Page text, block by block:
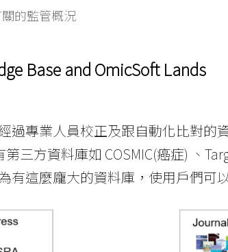
的監管概況
Base and OmicSoft Lands
過專業人員校正及跟自動化比對
三方資料庫如 COSMIC(癌症) 、
有這麼龐大的資料庫，使用戶們可